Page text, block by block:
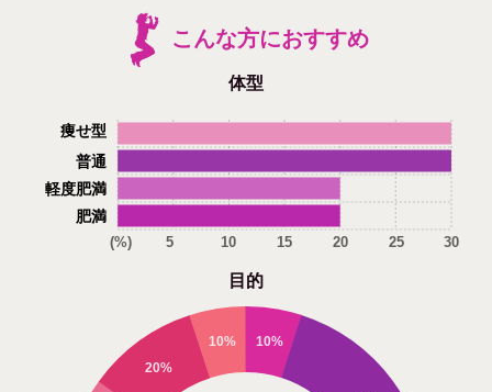
こんな方におすすめ
体型
肥満
軽度肥満
普通
痩せ型
(%) 5 10 15 20 25 30
目的
20%
10% 10%